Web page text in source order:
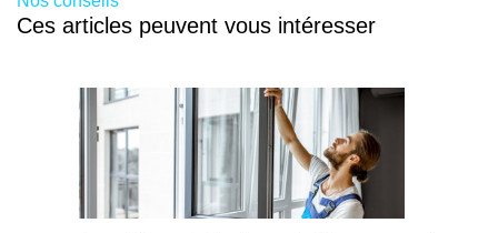
Ces articles peuvent vous intéresser